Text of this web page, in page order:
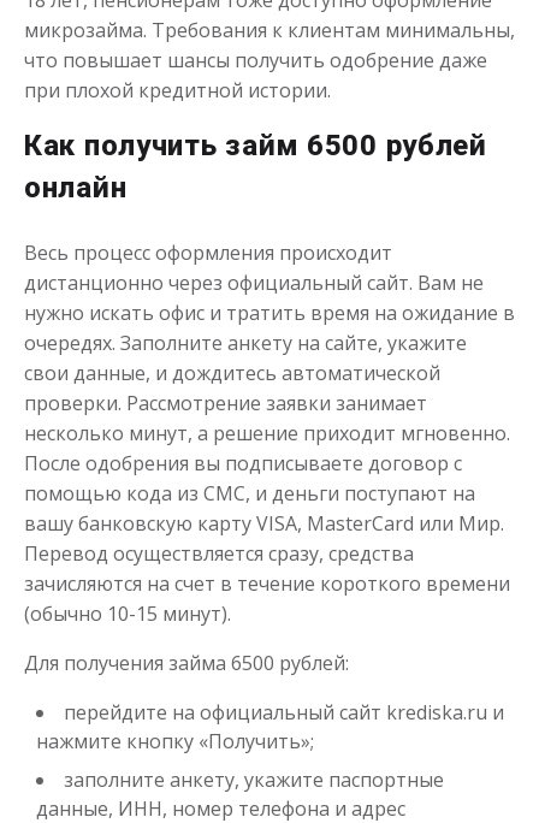
Получить
Переведём в долг
Сумма до 50 000₽
Срок от 1до 21 дня
Получить
Деньги до зарплаты
Сумма до 50 000 ₽
Срок от 1до 21 дня
микрозайма. Требования к клиентам минимальны,
что повышает шансы получить одобрение даже
при плохой кредитной истории.
Как получить займ 6500 рублей
онлайн
Весь процесс оформления происходит
дистанционно через официальный сайт. Вам не
нужно искать офис и тратить время на ожидание в
очередях. Заполните анкету на сайте, укажите
свои данные, и дождитесь автоматической
проверки. Рассмотрение заявки занимает
несколько минут, а решение приходит мгновенно.
После одобрения вы подписываете договор с
помощью кода из СМС, и деньги поступают на
вашу банковскую карту VISA, MasterCard или Мир.
Перевод осуществляется сразу, средства
зачисляются на счет в течение короткого времени
(обычно 10-15 минут).
Для получения займа 6500 рублей:
перейдите на официальный сайт krediska.ru и
нажмите кнопку «Получить»;
заполните анкету, укажите паспортные
данные, ИНН, номер телефона и адрес